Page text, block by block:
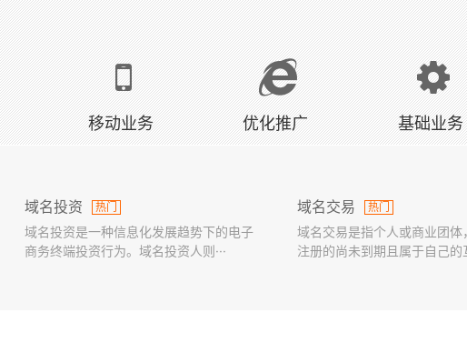
移动业务 优化推广 基础业务
域名投资 热门
域名投资是一种信息化发展趋势下的电子
商务终端投资行为。域名投资人则···
域名交易 热门
域名交易是指个人或商业团体
注册的尚未到期且属于自己的